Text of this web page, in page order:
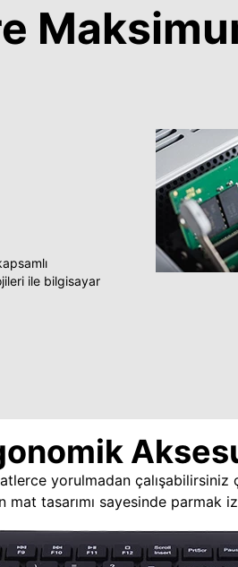
ile bilgisayar
yorulmadan çalışabilirsiniz
mat tasarımı sayesinde parmak